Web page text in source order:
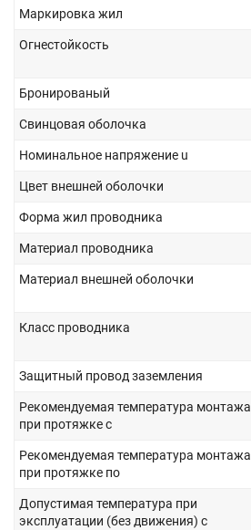
Маркировка жил
Огнестойкость
Бронированый
Свинцовая оболочка
Номинальное напряжение u
Цвет внешней оболочки
Форма жил проводника
Материал проводника
Материал внешней оболочки
Класс проводника
Защитный провод заземления
Рекомендуемая температура монтажа
при протяжке с
Рекомендуемая температура монтажа
при протяжке по
Допустимая температура при
эксплуатации (без движения) с